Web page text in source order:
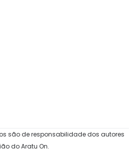
são de responsabilidade dos autores
do Aratu On.